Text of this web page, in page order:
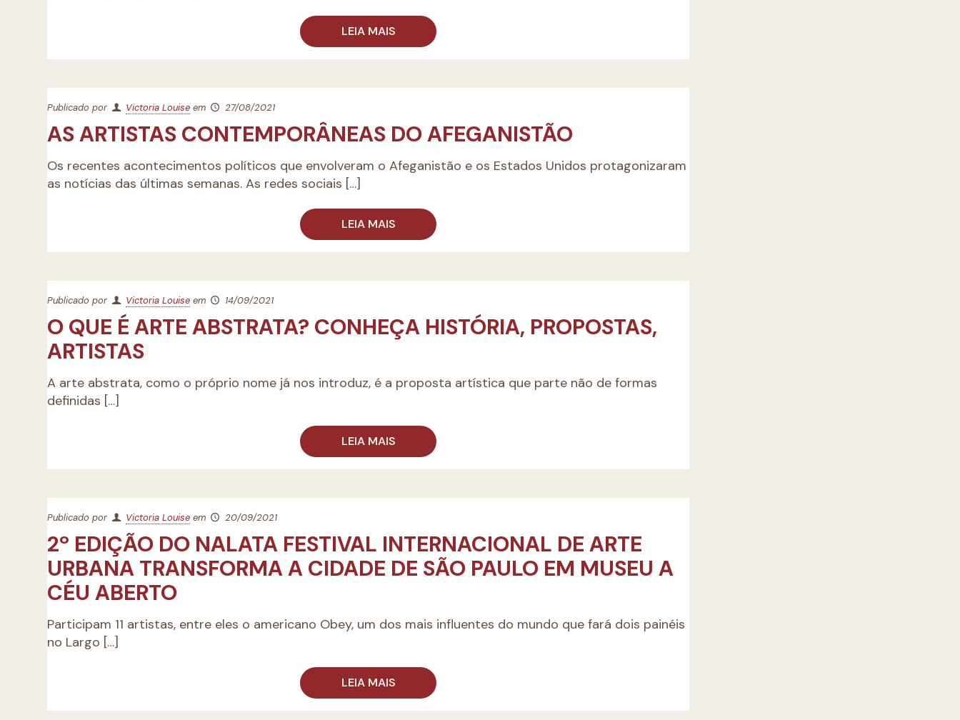
LEIA MAIS
Publicado por Victoria Louise em 27/08/2021
AS ARTISTAS CONTEMPORÂNEAS DO AFEGANISTÃO
Os recentes acontecimentos políticos que envolveram o Afeganistão e os Estados Unidos protagonizaram
as notícias das últimas semanas. As redes sociais […]
LEIA MAIS
Publicado por Victoria Louise em 14/09/2021
O QUE É ARTE ABSTRATA? CONHEÇA HISTÓRIA, PROPOSTAS,
ARTISTAS
A arte abstrata, como o próprio nome já nos introduz, é a proposta artística que parte não de formas
definidas […]
LEIA MAIS
Publicado por Victoria Louise em 20/09/2021
2º EDIÇÃO DO NALATA FESTIVAL INTERNACIONAL DE ARTE
URBANA TRANSFORMA A CIDADE DE SÃO PAULO EM MUSEU A
CÉU ABERTO
Participam 11 artistas, entre eles o americano Obey, um dos mais influentes do mundo que fará dois painéis
no Largo […]
LEIA MAIS